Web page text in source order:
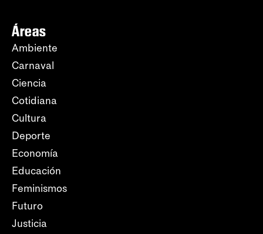
Áreas
Ambiente
Carnaval
Ciencia
Cotidiana
Cultura
Deporte
Economía
Educación
Feminismos
Futuro
Justicia